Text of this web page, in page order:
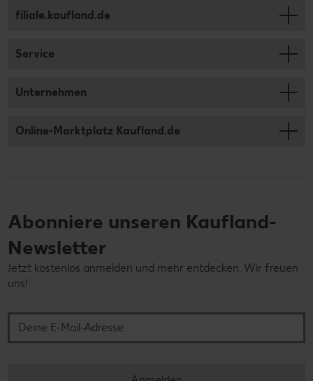
filiale.kaufland.de
Service
Unternehmen
Online-Marktplatz Kaufland.de
Abonniere unseren Kaufland-
Newsletter
Jetzt kostenlos anmelden und mehr entdecken. Wir freuen
uns!